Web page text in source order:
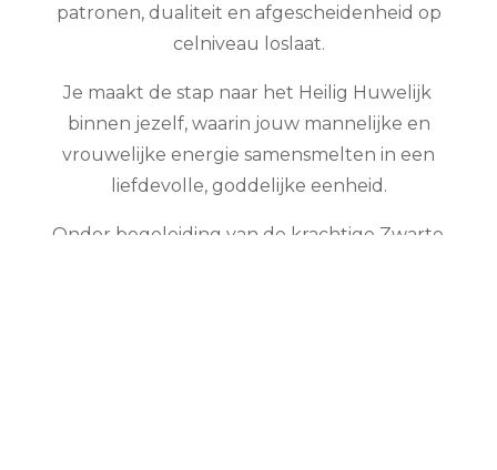
patronen, dualiteit en afgescheidenheid op
celniveau loslaat.
Je maakt de stap naar het Heilig Huwelijk
binnen jezelf, waarin jouw mannelijke en
vrouwelijke energie samensmelten in een
liefdevolle, goddelijke eenheid.
Onder begeleiding van de krachtige Zwarte